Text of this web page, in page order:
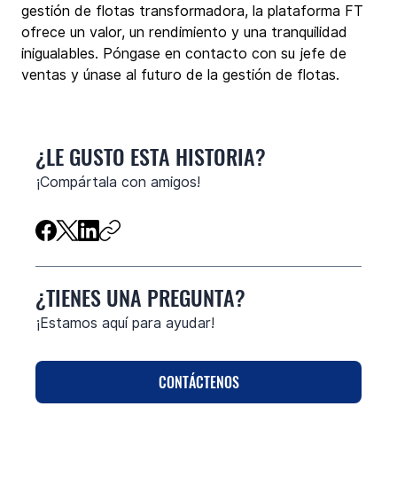
gestión de flotas transformadora, la plataforma FT
ofrece un valor, un rendimiento y una tranquilidad
inigualables. Póngase en contacto con su jefe de
ventas y únase al futuro de la gestión de flotas.
¿LE GUSTO ESTA HISTORIA?
¡Compártala con amigos!
¿TIENES UNA PREGUNTA?
¡Estamos aquí para ayudar!
CONTÁCTENOS